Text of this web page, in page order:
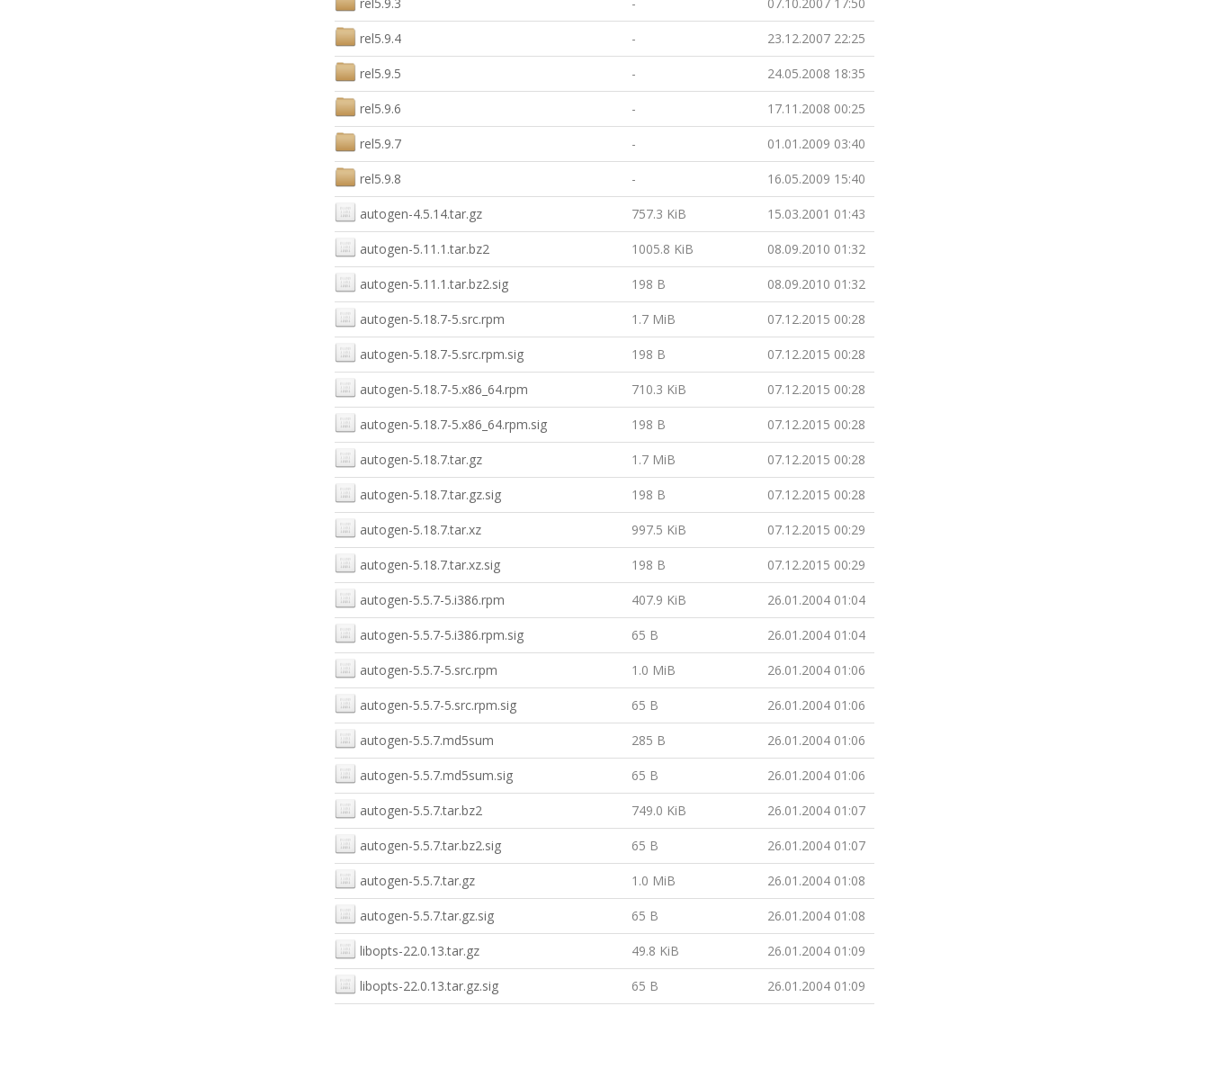
rel5.9.4 - 23.12.2007 22:25
rel5.9.5 - 24.05.2008 18:35
rel5.9.6 - 17.11.2008 00:25
rel5.9.7 - 01.01.2009 03:40
rel5.9.8 - 16.05.2009 15:40
autogen-4.5.14.tar.gz 757.3 KiB 15.03.2001 01:43
autogen-5.11.1.tar.bz2 1005.8 KiB 08.09.2010 01:32
autogen-5.11.1.tar.bz2.sig 198 B 08.09.2010 01:32
autogen-5.18.7-5.src.rpm 1.7 MiB 07.12.2015 00:28
autogen-5.18.7-5.src.rpm.sig 198 B 07.12.2015 00:28
autogen-5.18.7-5.x86_64.rpm 710.3 KiB 07.12.2015 00:28
autogen-5.18.7-5.x86_64.rpm.sig 198 B 07.12.2015 00:28
autogen-5.18.7.tar.gz 1.7 MiB 07.12.2015 00:28
autogen-5.18.7.tar.gz.sig 198 B 07.12.2015 00:28
autogen-5.18.7.tar.xz 997.5 KiB 07.12.2015 00:29
autogen-5.18.7.tar.xz.sig 198 B 07.12.2015 00:29
autogen-5.5.7-5.i386.rpm 407.9 KiB 26.01.2004 01:04
autogen-5.5.7-5.i386.rpm.sig 65 B 26.01.2004 01:04
autogen-5.5.7-5.src.rpm 1.0 MiB 26.01.2004 01:06
autogen-5.5.7-5.src.rpm.sig 65 B 26.01.2004 01:06
autogen-5.5.7.md5sum 285 B 26.01.2004 01:06
autogen-5.5.7.md5sum.sig 65 B 26.01.2004 01:06
autogen-5.5.7.tar.bz2 749.0 KiB 26.01.2004 01:07
autogen-5.5.7.tar.bz2.sig 65 B 26.01.2004 01:07
autogen-5.5.7.tar.gz 1.0 MiB 26.01.2004 01:08
autogen-5.5.7.tar.gz.sig 65 B 26.01.2004 01:08
libopts-22.0.13.tar.gz 49.8 KiB 26.01.2004 01:09
libopts-22.0.13.tar.gz.sig 65 B 26.01.2004 01:09